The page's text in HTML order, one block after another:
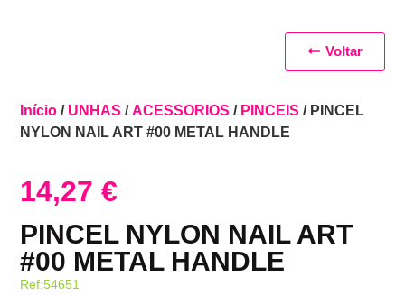
Início / UNHAS /ACESSORIOS / PINCEIS / PINCEL
NYLON NAIL ART #00 METAL HANDLE
14,27€
PINCEL NYLON NAIL ART
#00 METAL HANDLE
Ref:54651
Voltar